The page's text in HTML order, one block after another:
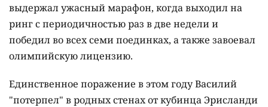
выдержал ужасный марафон, когда выходил на
ринг с периодичностью раз в две недели и
победил во всех семи поединках, а также завоевал
олимпийскую лицензию.
Единственное поражение в этом году Василий
"потерпел" в родных стенах от кубинца Эрисланди